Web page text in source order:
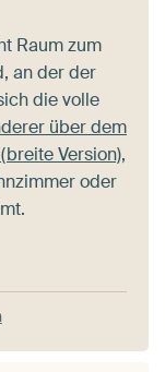
Raum zum
an der der
die volle
über dem
Version),
oder